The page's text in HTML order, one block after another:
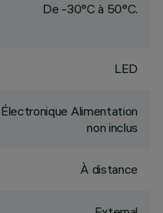
De -30°C à 50°C.
LED
Électronique Alimentation
non inclus
À distance